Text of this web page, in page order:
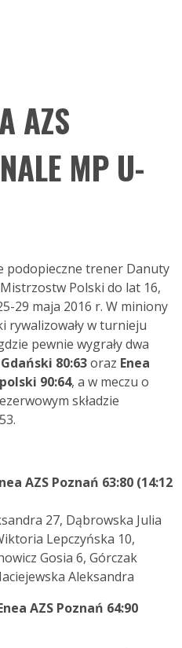
AZS
MP U-
podopieczne trener Danuty
Polski do lat 16,
29 maja 2016 r. W miniony
rywalizowały w turnieju
pewnie wygrały dwa
80:63oraz Enea
90:64, a w meczu o
składzie
AZS Poznań 63:80 (14:12
27, Dąbrowska Julia
Lepczyńska 10,
Gosia 6, Górczak
Aleksandra
AZS Poznań 64:90